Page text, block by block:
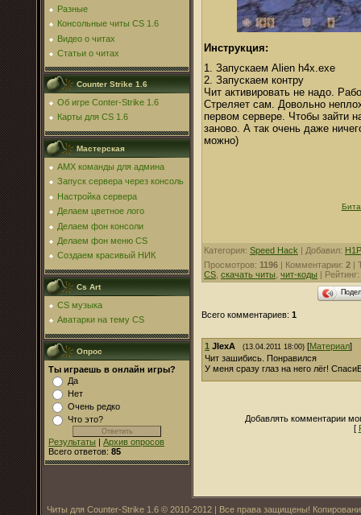
Разные
Консольные читы CS 1.6
Видео о читах
Статьи о читах
Counter Strike 1.6
Об игре Conter-Strike 1.6
Карты для CS 1.6
Мастерская
AMX команды для админа
Запуск сервера через консоль
Настройка сервера
Делаем цветное лого
Делаем фон консоли
Делаем фон меню CS
Создаем красивый НИК
Cs Art
CS музыка
Аватарки на тему CS
Опрос
Ты играешь в онлайн игры?
Да
Нет
Очень редко
Что это?
Результаты | Архив опросов
Всего ответов: 85
Инструкция:
1. Запускаем Alien h4x.exe
2. Запускаем контру
Чит активировать не надо.
Стреляет сам. Довольно
первом сервере. Чтобы зайти
заново. А так очень даже
можно)
Категория: Speed Hack | Добавил:
Просмотров: 1196 | Комментарии: 2 |
CS скачать читы чит-коды | Рейтинг:
Всего комментариев: 1
1 JIexA (13.04.2011 18:00) [Материал]
Чит зашибись. Понравился
У меня сразу глаз на него лёг!
Добавлять комментарии
[
Читы для Counter-Strike 1.6 © 2010-2012 | Все права защищены!